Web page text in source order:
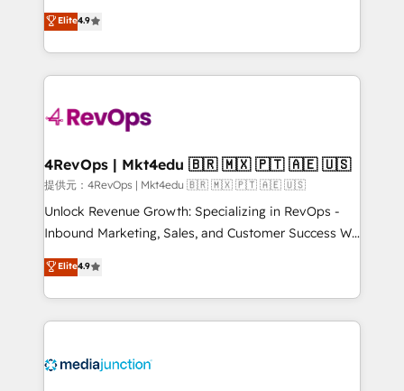
HubSpot experience ✔️Flexible pricing models —
Hourly-fee (assigned one Dedicated HubSpot
requirement). ✔️Helped over 25,000+ customers so
far with our HubSpot solutions. ✔️Bespoke apps &
on-demand bundle services. Connect with us today!
Hire an agency that's experienced in every inch of
HubSpot and willing to work hand-in-hand with your
team to simplify the complex and build a better
experience for your team and customers.
Elite4.9
4RevOps | Mkt4edu 🇧🇷 🇲🇽 🇵🇹 🇦🇪 🇺🇸
提供元：4RevOps | Mkt4edu 🇧🇷 🇲🇽 🇵🇹 🇦🇪 🇺🇸
Unlock Revenue Growth: Specializing in RevOps -
Inbound Marketing, Sales, and Customer Success We
specialize in driving revenue growth for companies
across industries through tailored marketing, sales,
and customer success strategies, utilizing RevOps
methodologies. As Latin America's largest HubSpot
offer unparalleled insights. Operating in five
Elite4.9